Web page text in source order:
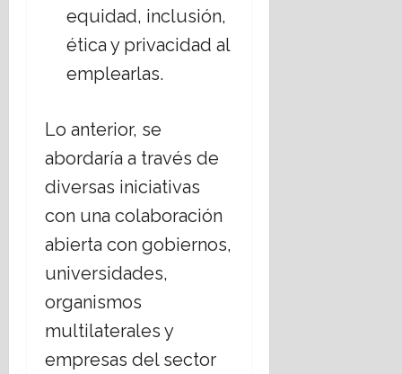
equidad, inclusión,
ética y privacidad al
emplearlas.
Lo anterior, se
abordaría a través de
diversas iniciativas
con una colaboración
abierta con gobiernos,
universidades,
organismos
multilaterales y
empresas del sector